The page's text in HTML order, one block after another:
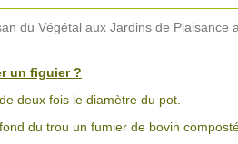
du Végétal aux Jardins de
un figuier ?
deux fois le diamètre du pot.
du trou un fumier de bovin